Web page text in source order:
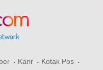
Karir
Kotak Pos